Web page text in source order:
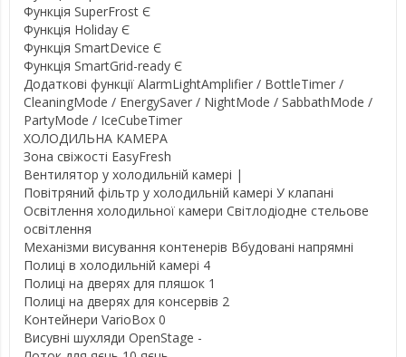
Функція SuperFrost Є
Функція Holiday Є
Функція SmartDevice Є
Функція SmartGrid-ready Є
Додаткові функції AlarmLightAmplifier / BottleTimer /
CleaningMode / EnergySaver / NightMode / SabbathMode /
PartyMode / IceCubeTimer
ХОЛОДИЛЬНА КАМЕРА
Зона свіжості EasyFresh
Вентилятор у холодильній камері |
Повітряний фільтр у холодильній камері У клапані
Освітлення холодильної камери Світлодіодне стельове
освітлення
Механізми висування контенерів Вбудовані напрямні
Полиці в холодильній камері 4
Полиці на дверях для пляшок 1
Полиці на дверях для консервів 2
Контейнери VarioBox 0
Висувні шухляди OpenStage -